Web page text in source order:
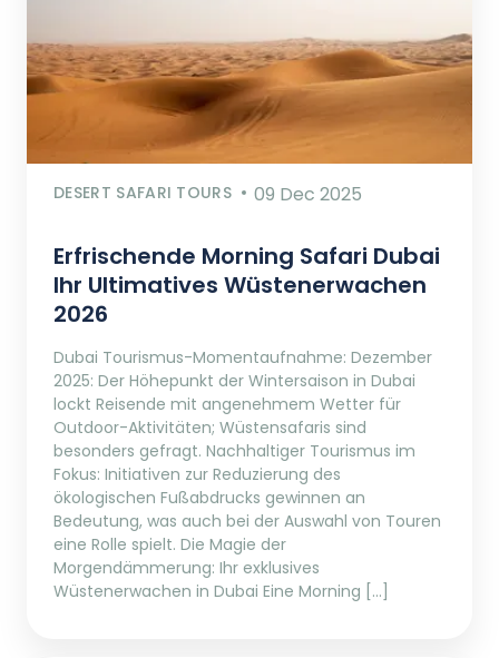
DESERT SAFARI TOURS 09 Dec 2025
Erfrischende Morning Safari Dubai
Ihr Ultimatives Wüstenerwachen
2026
Dubai Tourismus-Momentaufnahme: Dezember
2025: Der Höhepunkt der Wintersaison in Dubai
lockt Reisende mit angenehmem Wetter für
Outdoor-Aktivitäten; Wüstensafaris sind
besonders gefragt. Nachhaltiger Tourismus im
Fokus: Initiativen zur Reduzierung des
ökologischen Fußabdrucks gewinnen an
Bedeutung, was auch bei der Auswahl von Touren
eine Rolle spielt. Die Magie der
Morgendämmerung: Ihr exklusives
Wüstenerwachen in Dubai Eine Morning […]